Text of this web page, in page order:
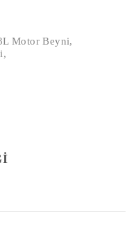
Motor Beyni,
,